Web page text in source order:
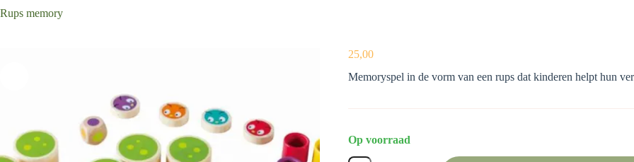
Rups memory
25,00
Memoryspel in de vorm van een rups dat kinderen helpt hun
Op voorraad